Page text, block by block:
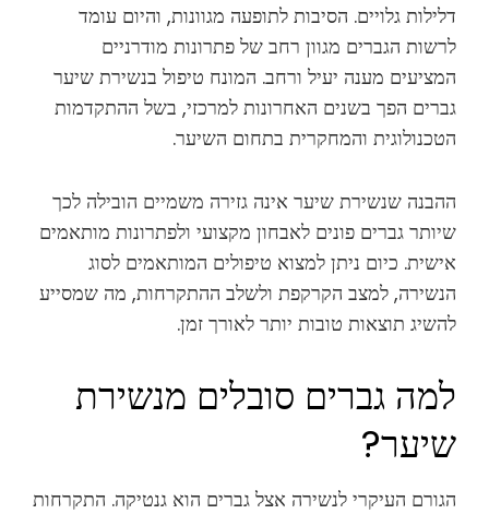
דלילות גלויים. הסיבות לתופעה מגוונות, והיום עומד
לרשות הגברים מגוון רחב של פתרונות מודרניים
המציעים מענה יעיל ורחב. המונח טיפול בנשירת שיער
גברים הפך בשנים האחרונות למרכזי, בשל ההתקדמות
הטכנולוגית והמחקרית בתחום השיער.
ההבנה שנשירת שיער אינה גזירה משמיים הובילה לכך
שיותר גברים פונים לאבחון מקצועי ולפתרונות מותאמים
אישית. כיום ניתן למצוא טיפולים המותאמים לסוג
הנשירה, למצב הקרקפת ולשלב ההתקרחות, מה שמסייע
להשיג תוצאות טובות יותר לאורך זמן.
למה גברים סובלים מנשירת
שיער?
הגורם העיקרי לנשירה אצל גברים הוא גנטיקה. התקרחות